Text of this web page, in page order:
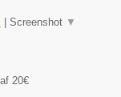
Screenshot ▼
20€